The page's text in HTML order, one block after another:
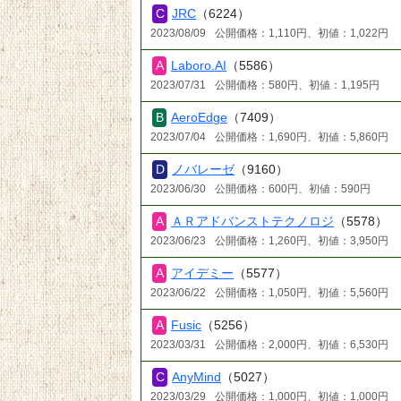
JRC （6224）
2023/08/09 公開価格：1,110円、初値：1,022円
Laboro.AI （5586）
2023/07/31 公開価格：580円、初値：1,195円
AeroEdge （7409）
2023/07/04 公開価格：1,690円、初値：5,860円
ノバレーゼ（9160）
2023/06/30 公開価格：600円、初値：590円
ＡＲアドバンストテクノロジ （5578）
2023/06/23 公開価格：1,260円、初値：3,950円
アイデミー （5577）
2023/06/22 公開価格：1,050円、初値：5,560円
Fusic （5256）
2023/03/31 公開価格：2,000円、初値：6,530円
AnyMind （5027）
2023/03/29 公開価格：1,000円、初値：1,000円